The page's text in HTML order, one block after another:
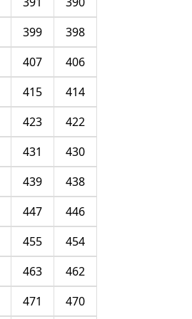
398
399
406
407
414
415
422
423
430
431
438
439
446
447
454
455
462
463
470
471